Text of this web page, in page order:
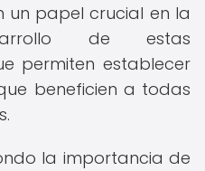
un papel crucial en la
de estas
permiten establecer
beneficien a todas
la importancia de